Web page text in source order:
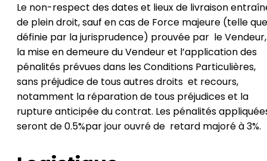
Le non-respect des dates et lieux de livraison
de plein droit, sauf en cas de Force majeure (telle que
définie par la jurisprudence) prouvée par le Vendeur,
la mise en demeure du Vendeur et l’application des
pénalités prévues dans les Conditions Particulières,
sans préjudice de tous autres droits et recours,
notamment la réparation de tous préjudices et la
rupture anticipée du contrat. Les pénalités
seront de 0.5%par jour ouvré de retard majoré à 3%.